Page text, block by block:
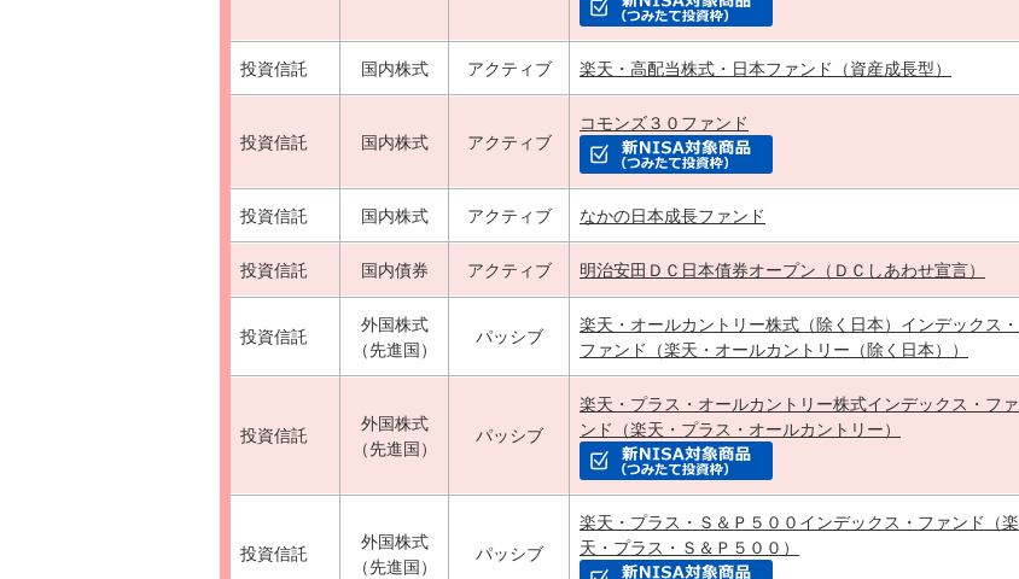
投資信託 国内株式 アクティブ 楽天・高配当株式・日本ファンド（資産成長型）
投資信託 国内株式 アクティブ
コモンズ３０ファンド
投資信託 国内株式 アクティブ なかの日本成長ファンド
投資信託 国内債券 アクティブ 明治安田ＤＣ日本債券オープン（ＤＣしあわせ宣言）
投資信託
外国株式
（先進国）
パッシブ
楽天・オールカントリー株式（除く日本）インデックス・
ファンド（楽天・オールカントリー（除く日本））
投資信託
外国株式
（先進国）
パッシブ
楽天・プラス・オールカントリー株式インデックス・ファ
ンド（楽天・プラス・オールカントリー）
投資信託
外国株式
（先進国）
パッシブ
楽天・プラス・Ｓ＆Ｐ５００インデックス・ファンド（楽
天・プラス・Ｓ＆Ｐ５００）